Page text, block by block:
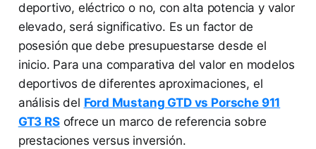
deportivo, eléctrico o no, con alta potencia y valor
elevado, será significativo. Es un factor de
posesión que debe presupuestarse desde el
inicio. Para una comparativa del valor en modelos
deportivos de diferentes aproximaciones, el
análisis del Ford Mustang GTD vs Porsche 911
GT3 RSofrece un marco de referencia sobre
prestaciones versus inversión.